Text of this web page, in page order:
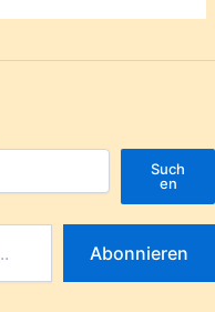
Such
en
Abonnieren